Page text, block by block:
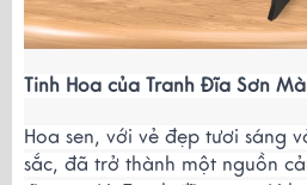
Tinh Hoa của Tranh Đĩa Sơn
Hoa sen, với vẻ đẹp tươi sáng
sắc, đã trở thành một nguồn